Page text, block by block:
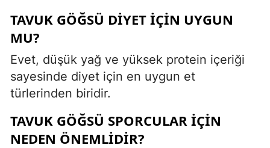
TAVUK GÖĞSÜ DIYET IÇIN UYGUN
MU?
Evet, düşük yağ ve yüksek protein içeriği
sayesinde diyet için en uygun et
türlerinden biridir.
TAVUK GÖĞSÜ SPORCULAR IÇIN
NEDEN ÖNEMLIDIR?